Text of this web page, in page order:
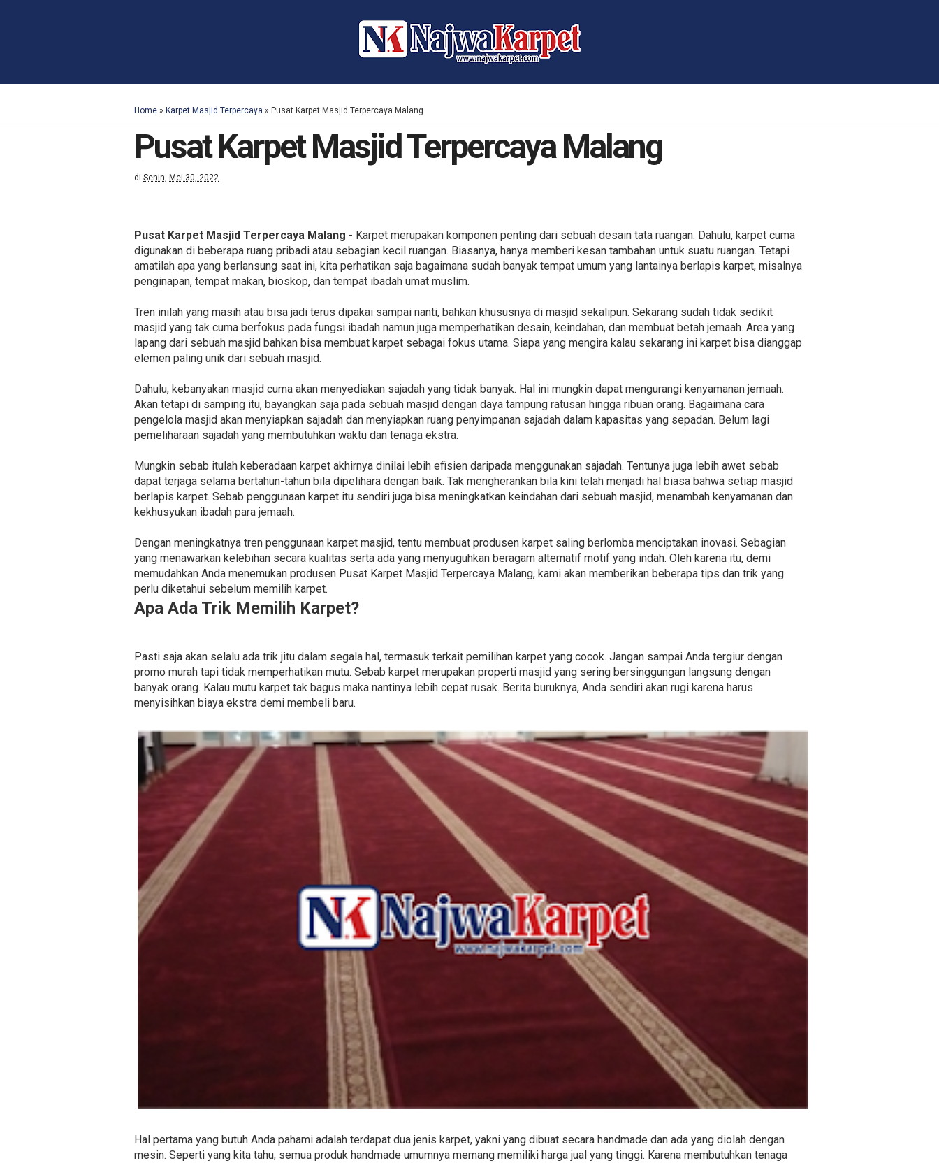
Home » Karpet Masjid Terpercaya » Pusat Karpet Masjid Terpercaya Malang
Pusat Karpet Masjid Terpercaya Malang
di Senin, Mei 30, 2022
Pusat Karpet Masjid Terpercaya Malang - Karpet merupakan komponen penting dari sebuah desain tata ruangan. Dahulu, karpet cuma
digunakan di beberapa ruang pribadi atau sebagian kecil ruangan. Biasanya, hanya memberi kesan tambahan untuk suatu ruangan. Tetapi
amatilah apa yang berlansung saat ini, kita perhatikan saja bagaimana sudah banyak tempat umum yang lantainya berlapis karpet, misalnya
penginapan, tempat makan, bioskop, dan tempat ibadah umat muslim.
Tren inilah yang masih atau bisa jadi terus dipakai sampai nanti, bahkan khususnya di masjid sekalipun. Sekarang sudah tidak sedikit
masjid yang tak cuma berfokus pada fungsi ibadah namun juga memperhatikan desain, keindahan, dan membuat betah jemaah. Area yang
lapang dari sebuah masjid bahkan bisa membuat karpet sebagai fokus utama. Siapa yang mengira kalau sekarang ini karpet bisa dianggap
elemen paling unik dari sebuah masjid.
Dahulu, kebanyakan masjid cuma akan menyediakan sajadah yang tidak banyak. Hal ini mungkin dapat mengurangi kenyamanan jemaah.
Akan tetapi di samping itu, bayangkan saja pada sebuah masjid dengan daya tampung ratusan hingga ribuan orang. Bagaimana cara
pengelola masjid akan menyiapkan sajadah dan menyiapkan ruang penyimpanan sajadah dalam kapasitas yang sepadan. Belum lagi
pemeliharaan sajadah yang membutuhkan waktu dan tenaga ekstra.
Mungkin sebab itulah keberadaan karpet akhirnya dinilai lebih efisien daripada menggunakan sajadah. Tentunya juga lebih awet sebab
dapat terjaga selama bertahun-tahun bila dipelihara dengan baik. Tak mengherankan bila kini telah menjadi hal biasa bahwa setiap masjid
berlapis karpet. Sebab penggunaan karpet itu sendiri juga bisa meningkatkan keindahan dari sebuah masjid, menambah kenyamanan dan
kekhusyukan ibadah para jemaah.
Dengan meningkatnya tren penggunaan karpet masjid, tentu membuat produsen karpet saling berlomba menciptakan inovasi. Sebagian
yang menawarkan kelebihan secara kualitas serta ada yang menyuguhkan beragam alternatif motif yang indah. Oleh karena itu, demi
memudahkan Anda menemukan produsen Pusat Karpet Masjid Terpercaya Malang, kami akan memberikan beberapa tips dan trik yang
perlu diketahui sebelum memilih karpet.
Apa Ada Trik Memilih Karpet?
Pasti saja akan selalu ada trik jitu dalam segala hal, termasuk terkait pemilihan karpet yang cocok. Jangan sampai Anda tergiur dengan
promo murah tapi tidak memperhatikan mutu. Sebab karpet merupakan properti masjid yang sering bersinggungan langsung dengan
banyak orang. Kalau mutu karpet tak bagus maka nantinya lebih cepat rusak. Berita buruknya, Anda sendiri akan rugi karena harus
menyisihkan biaya ekstra demi membeli baru.
Hal pertama yang butuh Anda pahami adalah terdapat dua jenis karpet, yakni yang dibuat secara handmade dan ada yang diolah dengan
mesin. Seperti yang kita tahu, semua produk handmade umumnya memang memiliki harga jual yang tinggi. Karena membutuhkan tenaga